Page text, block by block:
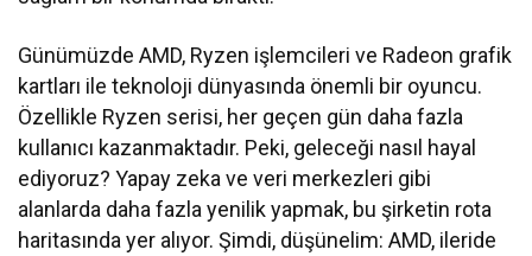
Günümüzde AMD, Ryzen işlemcileri ve Radeon grafik
kartları ile teknoloji dünyasında önemli bir oyuncu.
Özellikle Ryzen serisi, her geçen gün daha fazla
kullanıcı kazanmaktadır. Peki, geleceği nasıl hayal
ediyoruz? Yapay zeka ve veri merkezleri gibi
alanlarda daha fazla yenilik yapmak, bu şirketin rota
haritasında yer alıyor. Şimdi, düşünelim: AMD, ileride